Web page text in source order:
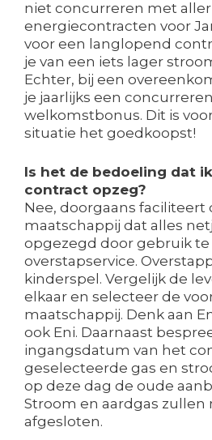
niet concurreren met
energiecontracten voor
voor een langlopend
je van een iets lager
Echter, bij een
je jaarlijks een
welkomstbonus. Dit is
situatie het goedkoopst!
Is het de bedoeling dat
contract opzeg?
Nee, doorgaans faciliteert
maatschappij dat alles
opgezegd door gebruik te
overstapservice.
kinderspel. Vergelijk de
elkaar en selecteer de
maatschappij. Denk aan
ook Eni. Daarnaast
ingangsdatum van het
geselecteerde gas en
op deze dag de oude
Stroom en aardgas zullen
afgesloten.